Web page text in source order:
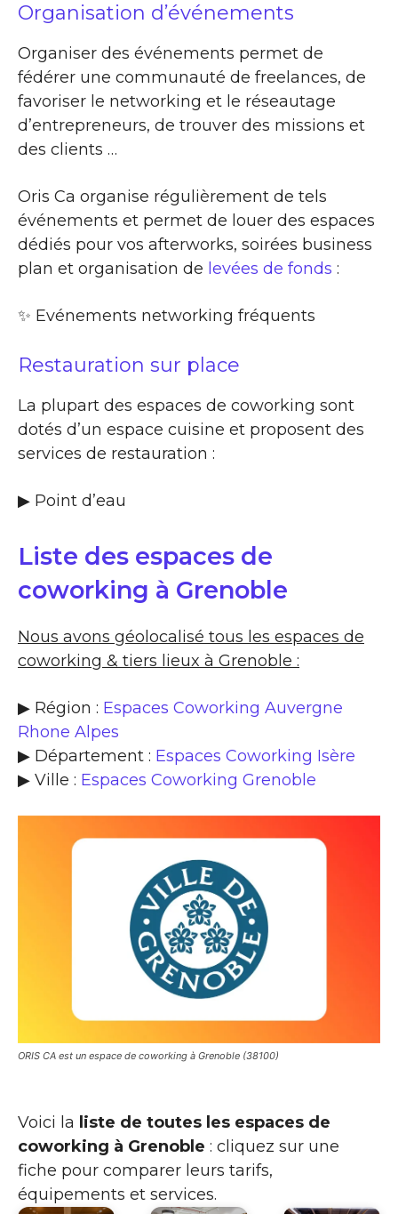
Organisation d’événements
Organiser des événements permet de
fédérer une communauté de freelances, de
favoriser le networking et le réseautage
d’entrepreneurs, de trouver des missions et
des clients …
Oris Ca organise régulièrement de tels
événements et permet de louer des espaces
dédiés pour vos afterworks, soirées business
plan et organisation de levées de fonds :
✨​ Evénements networking fréquents
Restauration sur place
La plupart des espaces de coworking sont
dotés d’un espace cuisine et proposent des
services de restauration :
▶​ Point d’eau
Liste des espaces de
coworking à Grenoble
Nous avons géolocalisé tous les espaces de
coworking & tiers lieux à Grenoble :
▶ Région : Espaces Coworking Auvergne
Rhone Alpes
▶ Département : Espaces Coworking Isère
▶ Ville : Espaces Coworking Grenoble
ORIS CA est un espace de coworking à Grenoble (38100)
Voici la liste de toutes les espaces de
coworking à Grenoble : cliquez sur une
fiche pour comparer leurs tarifs,
équipements et services.